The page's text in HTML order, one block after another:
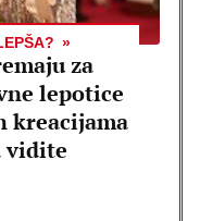
za
lepotice
kreacijama
vidite